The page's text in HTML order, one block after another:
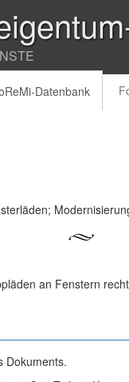
Datenbank
an Fenstern
Dokuments.